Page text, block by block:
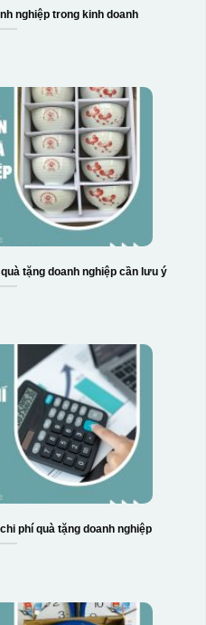
nghiệp trong kinh doanh
tặng doanh nghiệp cần lưu ý
phí quà tặng doanh nghiệp